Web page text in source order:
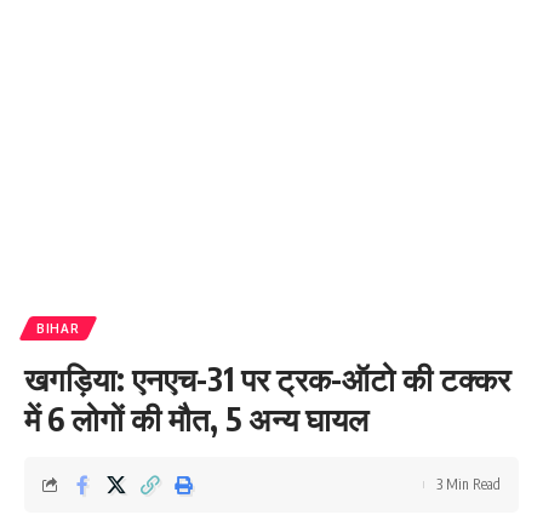
BIHAR
खगड़िया: एनएच-31 पर ट्रक-ऑटो की टक्कर
में 6 लोगों की मौत, 5 अन्य घायल
3 Min Read